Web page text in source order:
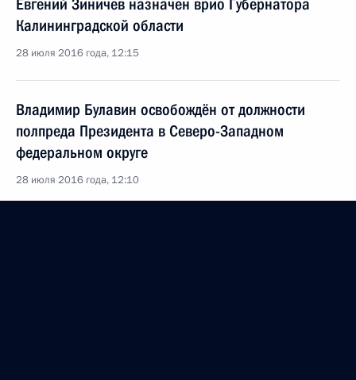
Евгений Зиничев назначен врио Губернатора
Калининградской области
28 июля 2016 года, 12:15
Владимир Булавин освобождён от должности
полпреда Президента в Северо-Западном
федеральном округе
28 июля 2016 года, 12:10